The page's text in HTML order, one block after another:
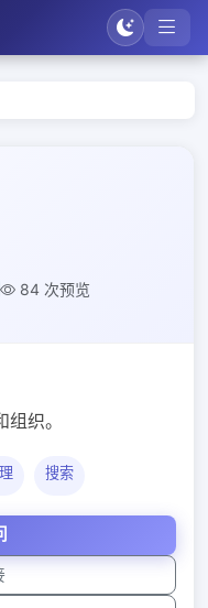
84 次预览
织。
搜索